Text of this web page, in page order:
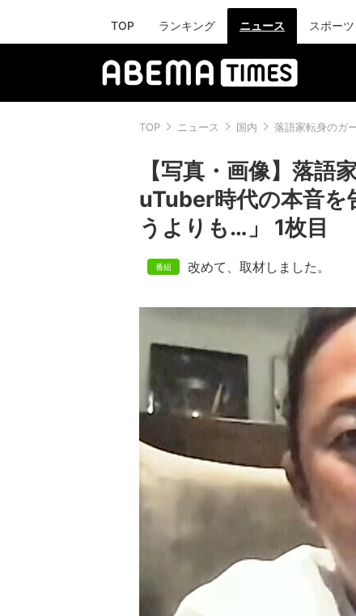
TOP ランキング ニュース スポーツ
TOP ニュース 国内 落語家転身のガ
【写真・画像】落語
uTuber時代の本音を
うよりも…」 1枚目
改めて、取材しました。